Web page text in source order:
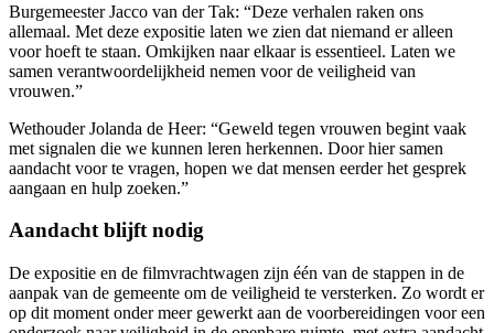
Burgemeester Jacco van der Tak: “Deze verhalen raken ons
allemaal. Met deze expositie laten we zien dat niemand er alleen
voor hoeft te staan. Omkijken naar elkaar is essentieel. Laten we
samen verantwoordelijkheid nemen voor de veiligheid van
vrouwen.”
Wethouder Jolanda de Heer: “Geweld tegen vrouwen begint vaak
met signalen die we kunnen leren herkennen. Door hier samen
aandacht voor te vragen, hopen we dat mensen eerder het gesprek
aangaan en hulp zoeken.”
Aandacht blijft nodig
De expositie en de filmvrachtwagen zijn één van de stappen in de
aanpak van de gemeente om de veiligheid te versterken. Zo wordt er
op dit moment onder meer gewerkt aan de voorbereidingen voor een